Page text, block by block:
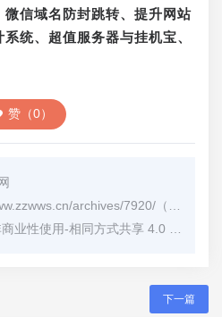
微信域名防封跳转、提升网站
统、超值服务器与挂机宝、
赞（0）
archives/7920/ （转载时请注明本文出处及文章链接）
使用-相同方式共享 4.0 国际 (CC BY-NC-SA 4.0)
下一篇